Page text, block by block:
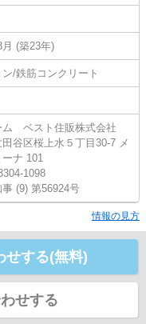
(築23年)
/鉄筋コンクリート
ム ベスト住販株式会社
谷区桜上水５丁目30-7 メ
ーナ 101
1098
(9) 第56924号
情報の見方
せする(無料)
せする